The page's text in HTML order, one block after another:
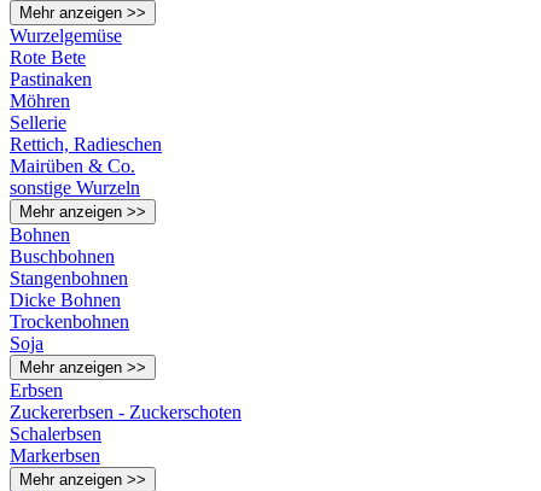
Mehr anzeigen >>
Wurzelgemüse
Rote Bete
Pastinaken
Möhren
Sellerie
Rettich, Radieschen
Mairüben & Co.
sonstige Wurzeln
Mehr anzeigen >>
Bohnen
Buschbohnen
Stangenbohnen
Dicke Bohnen
Trockenbohnen
Soja
Mehr anzeigen >>
Erbsen
Zuckererbsen - Zuckerschoten
Schalerbsen
Markerbsen
Mehr anzeigen >>